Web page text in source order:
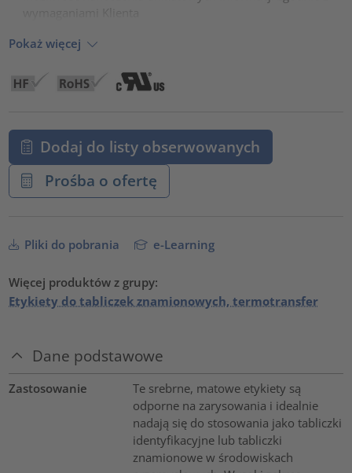
Pokaż więcej
Dodaj do listy obserwowanych
Prośba o ofertę
Pliki do pobrania e-Learning
Więcej produktów z grupy:
Etykiety do tabliczek znamionowych, termotransfer
Dane podstawowe
Zastosowanie
Te srebrne, matowe etykiety są
odporne na zarysowania i idealnie
nadają się do stosowania jako tabliczki
identyfikacyjne lub tabliczki
znamionowe w środowiskach